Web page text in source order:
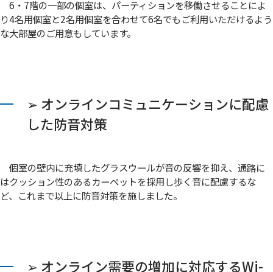
6・7階の一部の個室は、パーティションを移働させることによ
り4名用個室と2名用個室を合わせて6名でもご利用いただけるよう
な大部屋のご用意もしています。
➢ オンラインコミュニケーションに配慮
した防音対策
個室の壁内に充填したグラスウールが音の反響を抑え、通路に
はクッション性のあるカーペットを採用し歩く音に配慮するな
ど、これまで以上に防音対策を施しました。
➢ オンライン需要の増加に対応するWi-